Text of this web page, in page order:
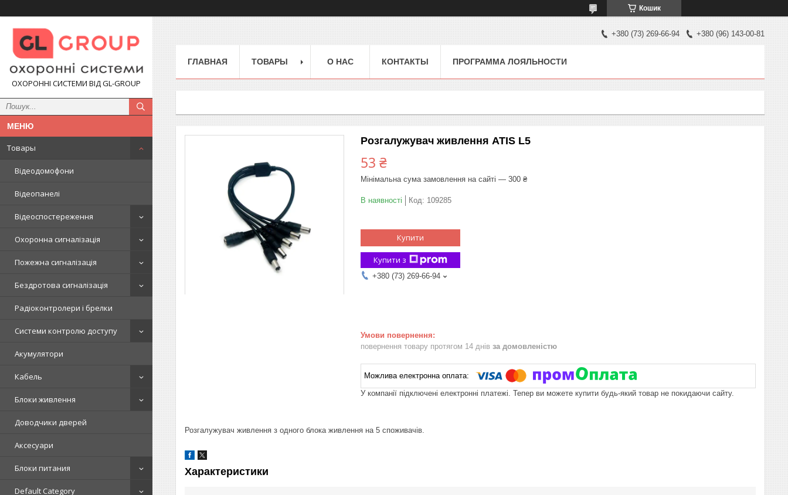
Кошик
ОХОРОННІ СИСТЕМИ ВІД GL-GROUP
Товары
Відеодомофони
Відеопанелі
Відеоспостереження
Охоронна сигналізація
Пожежна сигналізація
Бездротова сигналізація
Радіоконтролери і брелки
Системи контролю доступу
Акумулятори
Кабель
Блоки живлення
Доводчики дверей
Аксесуари
Блоки питания
Default Category
+380 (73) 269-66-94 +380 (96) 143-00-81
ГЛАВНАЯ ТОВАРЫ О НАС КОНТАКТЫ ПРОГРАММА ЛОЯЛЬНОСТИ
Розгалужувач живлення ATIS L5
53 ₴
Мінімальна сума замовлення на сайті — 300 ₴
В наявності Код: 109285
Купити
Купити з
+380 (73) 269-66-94
повернення товару протягом 14 днів за домовленістю
У компанії підключені електронні платежі. Тепер ви можете купити будь-який товар не покидаючи сайту.
Розгалужувач живлення з одного блока живлення на 5 споживачів.
Характеристики